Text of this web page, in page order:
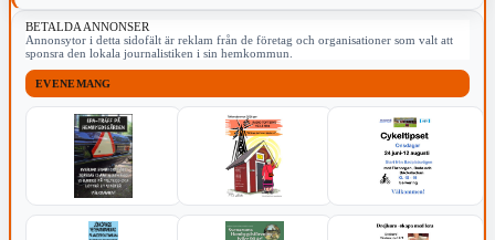
BETALDA ANNONSER
Annonsytor i detta sidofält är reklam från de företag och organisationer som valt att
sponsra den lokala journalistiken i sin hemkommun.
EVENEMANG